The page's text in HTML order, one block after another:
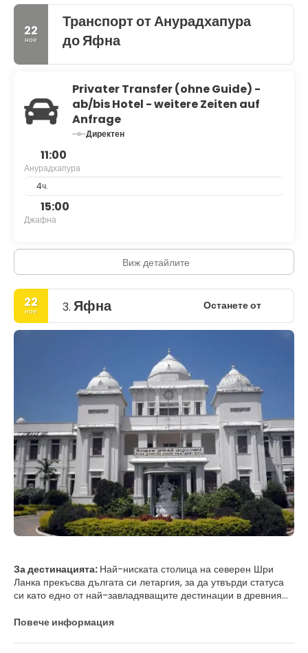
22
ное
Транспорт от Анурадхапура
до Яфна
Privater Transfer (ohne Guide) -
ab/bis Hotel - weitere Zeiten auf
Anfrage
Директен
11:00
Анурадхапура
4ч.
15:00
Джафна
Виж детайлите
22
ное 3. Яфна Останете от
За дестинацията: Най-ниската столица на северен Шри
Ланка прекъсва дългата си летаргия, за да утвърди статуса
си като едно от най-завладяващите дестинации в древния
всички нюанси на тамилската култура, особено под влияние
Повече информация